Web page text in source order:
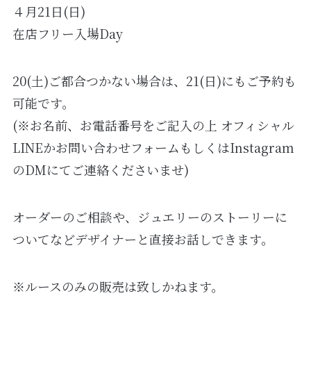
４月21日(日)
在店フリー入場Day
20(土)ご都合つかない場合は、21(日)にもご予約も
可能です。
(※お名前、お電話番号をご記入の上 オフィシャル
LINEかお問い合わせフォームもしくはInstagram
のDMにてご連絡くださいませ)
オーダーのご相談や、ジュエリーのストーリーに
ついてなどデザイナーと直接お話しできます。
※ルースのみの販売は致しかねます。